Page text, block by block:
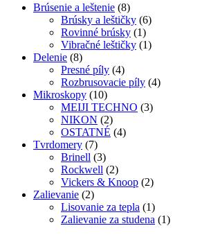
Brúsenie a leštenie (8)
Brúsky a leštičky (6)
Rovinné brúsky (1)
Vibračné leštičky (1)
Delenie (8)
Presné píly (4)
Rozbrusovacie píly (4)
Mikroskopy (10)
MEIJI TECHNO (3)
NIKON (2)
OSTATNÉ (4)
Tvrdomery (7)
Brinell (3)
Rockwell (2)
Vickers & Knoop (2)
Zalievanie (2)
Lisovanie za tepla (1)
Zalievanie za studena (1)